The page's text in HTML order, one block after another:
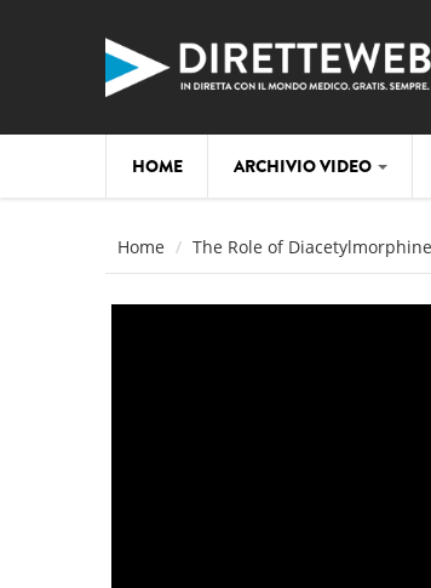
HOME ARCHIVIO VIDEO
Home The Role of